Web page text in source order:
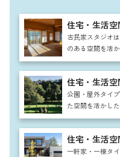
住宅・生活
古民家スタジオ
のある空間を活
告や雑誌など幅
ることで物語性
した落ち着いた
季折々の庭や外
す。
住宅・生活
公園・屋外タイ
た空間を活かし
ベンチを背景に
真やカップルシ
を取り入れた撮
ー性ある作品に
住宅・生活
一軒家・一棟タ